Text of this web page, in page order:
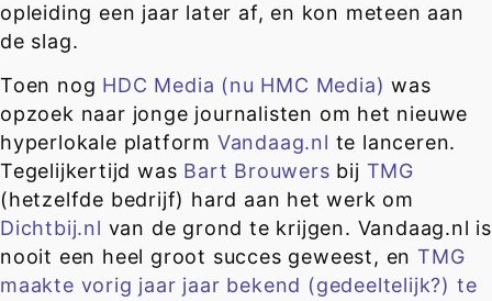
opleiding een jaar later af, en kon meteen aan
de slag.
Toen nog HDC Media (nu HMC Media) was
opzoek naar jonge journalisten om het nieuwe
hyperlokale platform Vandaag.nl te lanceren.
Tegelijkertijd was Bart Brouwers bij TMG
(hetzelfde bedrijf) hard aan het werk om
Dichtbij.nl van de grond te krijgen. Vandaag.nl is
nooit een heel groot succes geweest, en TMG
maakte vorig jaar jaar bekend (gedeeltelijk?) te